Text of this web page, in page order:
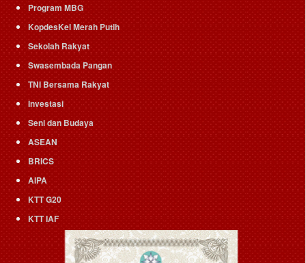
Program MBG
KopdesKel Merah Putih
Sekolah Rakyat
Swasembada Pangan
TNI Bersama Rakyat
Investasi
Seni dan Budaya
ASEAN
BRICS
AIPA
KTT G20
KTT IAF